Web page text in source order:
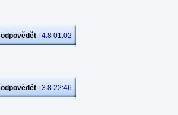
odpovědět | 4.8 01:02
odpovědět | 3.8 22:46